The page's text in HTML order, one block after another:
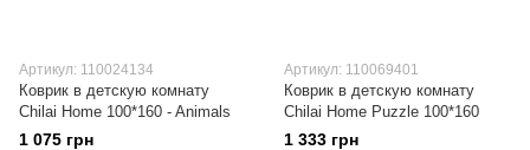
Артикул: 110024134
Коврик в детскую комнату
Chilai Home 100*160 - Animals
1 075 грн
Артикул: 110069401
Коврик в детскую комнату
Chilai Home Puzzle 100*160
1 333 грн